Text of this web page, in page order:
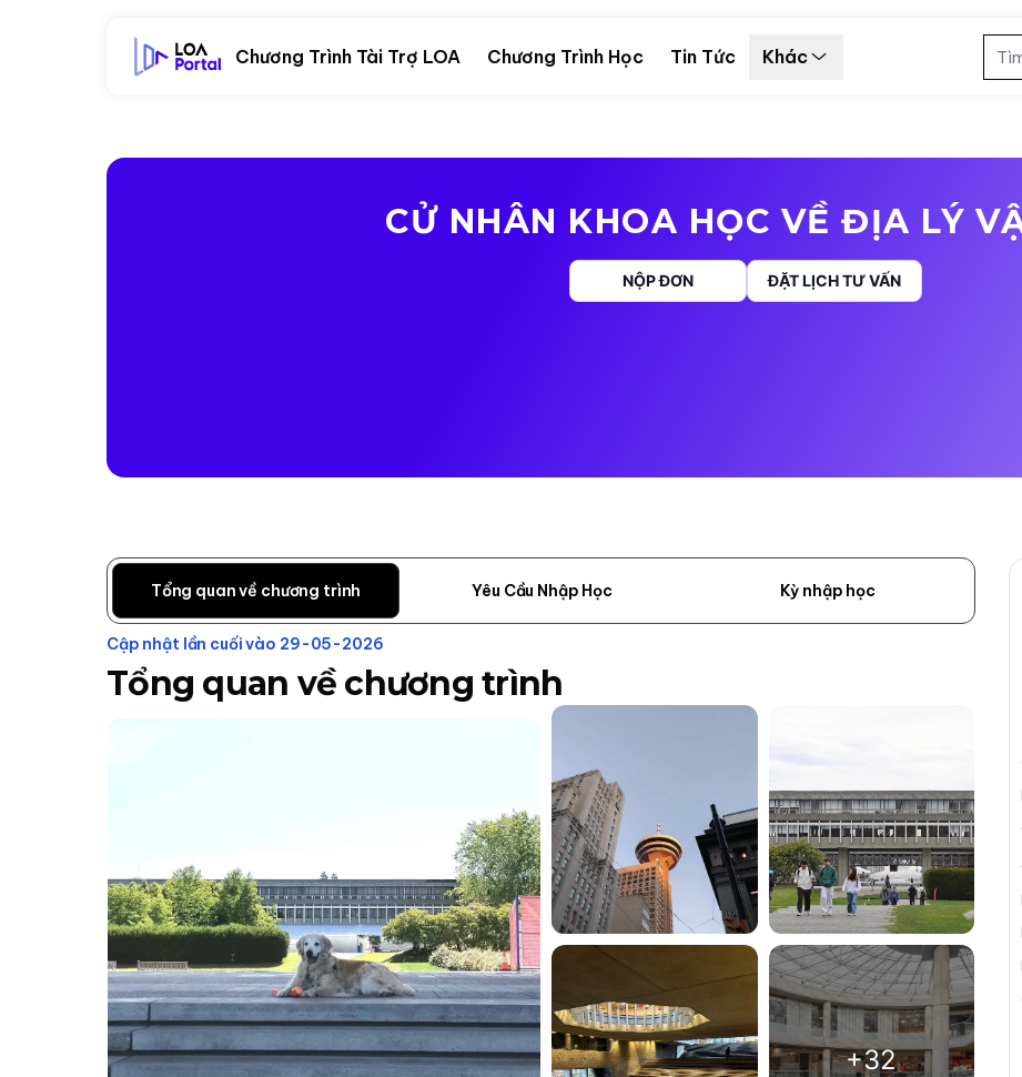
Chương Trình Tài Trợ LOA Chương Trình Học Tin Tức Khác
CỬ NHÂN KHOA HỌC VỀ ĐỊA LÝ
NỘP ĐƠN ĐẶT LỊCH TƯ VẤN
Tổng quan về chương trình Yêu Cầu Nhập Học Kỳ nhập học
Cập nhật lần cuối vào 29-05-2026
Tổng quan về chương trình
+32